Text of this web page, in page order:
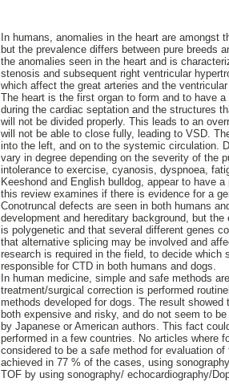
In humans, anomalies in the heart are amongst
but the prevalence differs between pure breeds
the anomalies seen in the heart and is
stenosis and subsequent right ventricular
which affect the great arteries and the ventricular
The heart is the first organ to form and to have
during the cardiac septation and the structures
will not be divided properly. This leads to an
will not be able to close fully, leading to VSD.
into the left, and on to the systemic circulation.
vary in degree depending on the severity of the
intolerance to exercise, cyanosis, dyspnoea,
Keeshond and English bulldog, appear to have
this review examines if there is evidence for a
Conotruncal defects are seen in both humans
development and hereditary background, but
is polygenetic and that several different genes
that alternative splicing may be involved and
research is required in the field, to decide
responsible for CTD in both humans and dogs.
In human medicine, simple and safe methods
treatment/surgical correction is performed
methods developed for dogs. The result
both expensive and risky, and do not seem to
by Japanese or American authors. This fact
performed in a few countries. No articles where
considered to be a safe method for evaluation
achieved in 77 % of the cases, using
TOF by using sonography/ echocardiography/